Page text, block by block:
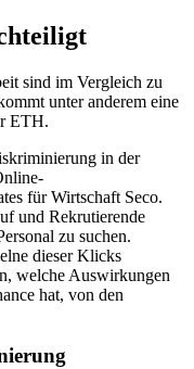
sind im Vergleich zu
unter anderem eine
ETH.
in der
für Wirtschaft Seco.
und Rekrutierende
zu suchen.
dieser Klicks
welche Auswirkungen
hat, von den